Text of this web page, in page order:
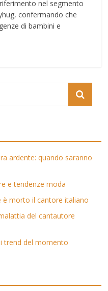
nel segmento
confermando che
di bambini e
ardente: quando saranno
e tendenze moda
è morto il cantore italiano
del cantautore
trend del momento